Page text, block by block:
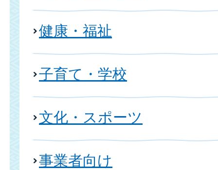
健康・福祉
子育て・学校
文化・スポーツ
事業者向け